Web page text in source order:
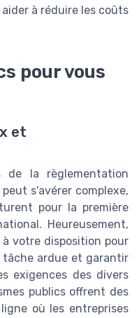
à réduire les coûts
pour vous
et
de la règlementation
s'avérer complexe,
pour la première
Heureusement,
votre disposition pour
ardue et garantir
exigences des divers
publics offrent des
où les entreprises